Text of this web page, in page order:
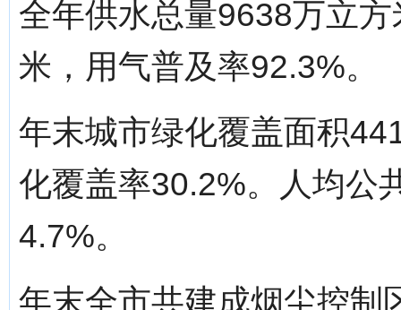
全年供水总量9638万立
米，用气普及率92.3%。
年末城市绿化覆盖面积
化覆盖率30.2%。人均公
4.7%。
年末全市共建成烟尘控制